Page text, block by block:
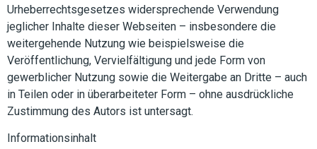
Urheberrechtsgesetzes widersprechende Verwendung
jeglicher Inhalte dieser Webseiten – insbesondere die
weitergehende Nutzung wie beispielsweise die
Veröffentlichung, Vervielfältigung und jede Form von
gewerblicher Nutzung sowie die Weitergabe an Dritte – auch
in Teilen oder in überarbeiteter Form – ohne ausdrückliche
Zustimmung des Autors ist untersagt.
Informationsinhalt